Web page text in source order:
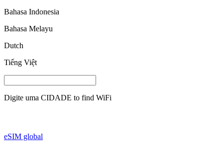
Bahasa Indonesia
Bahasa Melayu
Dutch
Tiếng Việt
Digite uma CIDADE to find WiFi
eSIM global